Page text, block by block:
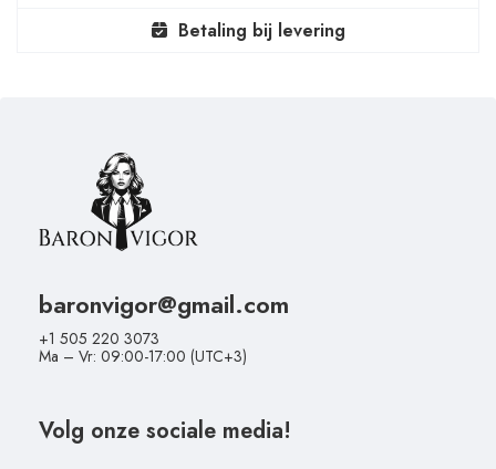
Betaling bij levering
baronvigor@gmail.com
+1 505 220 3073
Ma – Vr: 09:00-17:00 (UTC+3)
Volg onze sociale media!